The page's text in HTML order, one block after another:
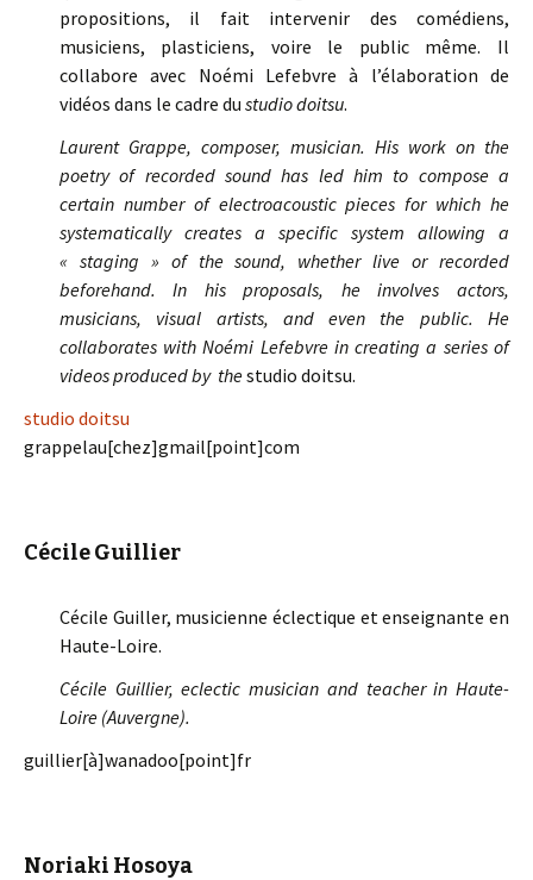
propositions, il fait intervenir des comédiens,
musiciens, plasticiens, voire le public même. Il
collabore avec Noémi Lefebvre à l’élaboration de
vidéos dans le cadre du studio doitsu.
Laurent Grappe, composer, musician. His work on the
poetry of recorded sound has led him to compose a
certain number of electroacoustic pieces for which he
systematically creates a specific system allowing a
« staging » of the sound, whether live or recorded
beforehand. In his proposals, he involves actors,
musicians, visual artists, and even the public. He
collaborates with Noémi Lefebvre in creating a series of
videos produced by thestudio doitsu.
studio doitsu
grappelau[chez]gmail[point]com
Cécile Guillier
Cécile Guiller, musicienne éclectique et enseignante en
Haute-Loire.
Cécile Guillier, eclectic musician and teacher in Haute-
Loire (Auvergne).
guillier[à]wanadoo[point]fr
Noriaki Hosoya